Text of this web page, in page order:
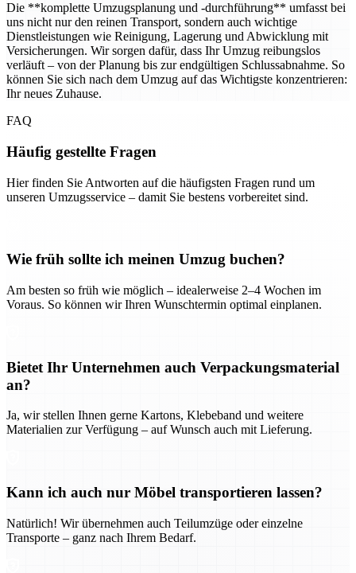
Die **komplette Umzugsplanung und -durchführung** umfasst bei
uns nicht nur den reinen Transport, sondern auch wichtige
Dienstleistungen wie Reinigung, Lagerung und Abwicklung mit
Versicherungen. Wir sorgen dafür, dass Ihr Umzug reibungslos
verläuft – von der Planung bis zur endgültigen Schlussabnahme. So
können Sie sich nach dem Umzug auf das Wichtigste konzentrieren:
Ihr neues Zuhause.
FAQ
Häufig gestellte Fragen
Hier finden Sie Antworten auf die häufigsten Fragen rund um
unseren Umzugsservice – damit Sie bestens vorbereitet sind.
Wie früh sollte ich meinen Umzug buchen?
Am besten so früh wie möglich – idealerweise 2–4 Wochen im
Voraus. So können wir Ihren Wunschtermin optimal einplanen.
Bietet Ihr Unternehmen auch Verpackungsmaterial
an?
Ja, wir stellen Ihnen gerne Kartons, Klebeband und weitere
Materialien zur Verfügung – auf Wunsch auch mit Lieferung.
Kann ich auch nur Möbel transportieren lassen?
Natürlich! Wir übernehmen auch Teilumzüge oder einzelne
Transporte – ganz nach Ihrem Bedarf.